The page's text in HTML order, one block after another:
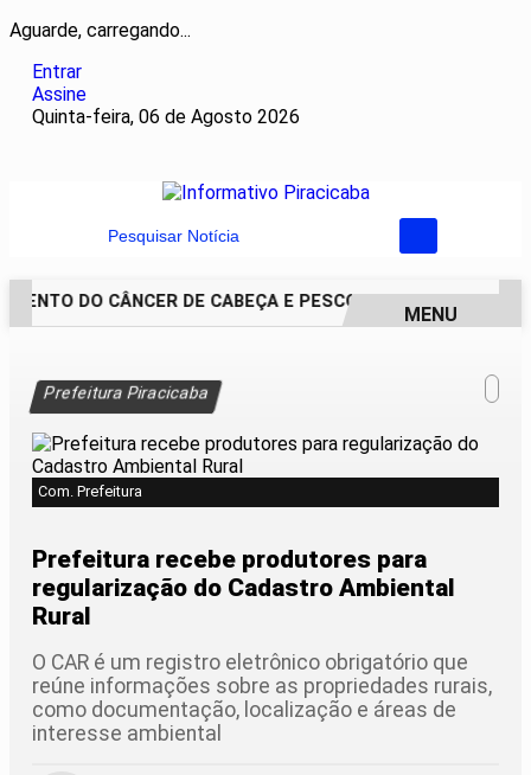
Aguarde, carregando...
Entrar
Assine
Quinta-feira, 06 de Agosto 2026
Pesquisar Notícia
DO CÂNCER DE CABEÇA E PESCOÇO EVOLUI E
MENU
Prefeitura Piracicaba
Com. Prefeitura
Prefeitura recebe produtores para
regularização do Cadastro Ambiental
Rural
O CAR é um registro eletrônico obrigatório que
reúne informações sobre as propriedades rurais,
como documentação, localização e áreas de
interesse ambiental